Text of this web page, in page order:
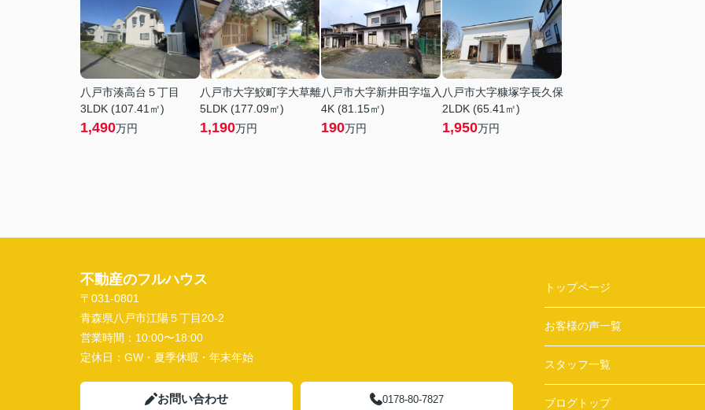
八戸市湊高台５丁目
3LDK (107.41㎡)
1,490万円
八戸市大字鮫町字大草離
5LDK (177.09㎡)
1,190万円
八戸市大字新井田字塩入
4K (81.15㎡)
190万円
八戸市大字糠塚字長久保
2LDK (65.41㎡)
1,950万円
不動産のフルハウス
〒031-0801
青森県八戸市江陽５丁目20-2
営業時間： 10:00〜18:00
定休日： GW・夏季休暇・年末年始
お問い合わせ 0178-80-7827
トップページ
お客様の声一覧
スタッフ一覧
ブログトップ